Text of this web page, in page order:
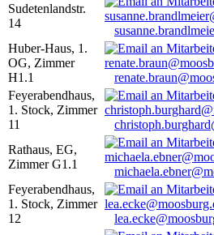
Sudetenlandstr.
14
Huber-Haus, 1.
OG, Zimmer
H1.1
Feyerabendhaus,
1. Stock, Zimmer
11
Rathaus, EG,
Zimmer G1.1
Feyerabendhaus,
1. Stock, Zimmer
12